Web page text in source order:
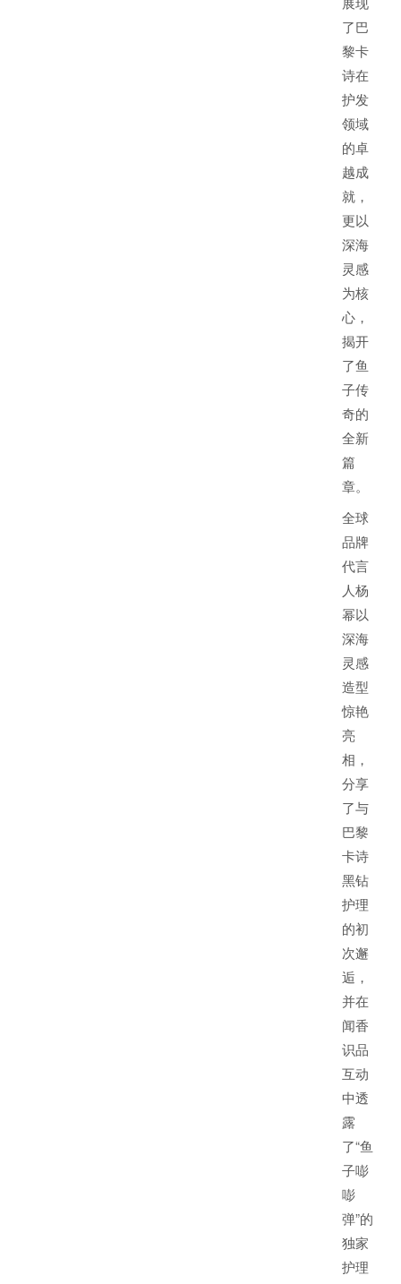
了巴
黎卡
诗在
护发
领域
的卓
越成
就，
更以
深海
灵感
为核
心，
揭开
了鱼
子传
奇的
全新
篇
章。
全球
品牌
代言
人杨
幂以
深海
灵感
造型
惊艳
亮
相，
分享
了与
巴黎
卡诗
黑钻
护理
的初
次邂
逅，
并在
闻香
识品
互动
中透
露
了“鱼
子嘭
嘭
弹”的
独家
护理